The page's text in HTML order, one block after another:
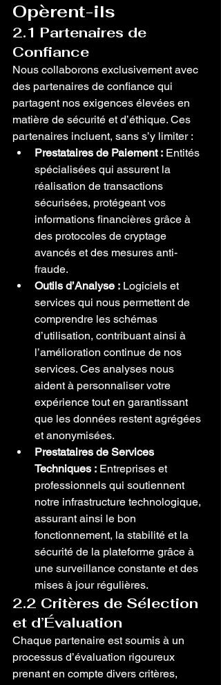
Opèrent-ils
2.1 Partenaires de
Confiance
Nous collaborons exclusivement avec
des partenaires de confiance qui
partagent nos exigences élevées en
matière de sécurité et d’éthique. Ces
partenaires incluent, sans s’y limiter :
Prestataires de Paiement : Entités
spécialisées qui assurent la
réalisation de transactions
sécurisées, protégeant vos
informations financières grâce à
des protocoles de cryptage
avancés et des mesures anti-
fraude.
Outils d’Analyse : Logiciels et
services qui nous permettent de
comprendre les schémas
d’utilisation, contribuant ainsi à
l’amélioration continue de nos
services. Ces analyses nous
aident à personnaliser votre
expérience tout en garantissant
que les données restent agrégées
et anonymisées.
Prestataires de Services
Techniques : Entreprises et
professionnels qui soutiennent
notre infrastructure technologique,
assurant ainsi le bon
fonctionnement, la stabilité et la
sécurité de la plateforme grâce à
une surveillance constante et des
mises à jour régulières.
2.2 Critères de Sélection
et d’Évaluation
Chaque partenaire est soumis à un
processus d’évaluation rigoureux
prenant en compte divers critères,